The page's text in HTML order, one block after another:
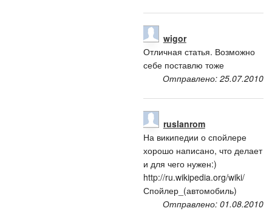
wigor
Отличная статья. Возможно
себе поставлю тоже
Отправлено: 25.07.2010
ruslanrom
На википедии о спойлере
хорошо написано, что делает
и для чего нужен:)
http://ru.wikipedia.org/wiki/
Спойлер_(автомобиль)
Отправлено: 01.08.2010